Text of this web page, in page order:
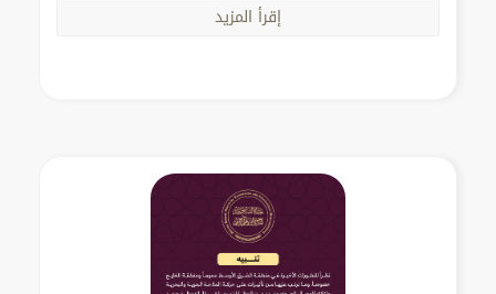
إقرأ المزيد